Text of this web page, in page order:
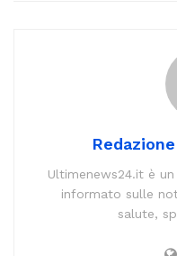
Ultimenews24.it è
informato sulle
salute,